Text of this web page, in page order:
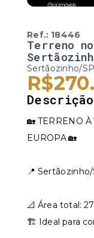
Ref.: 18446
Terreno
Sertãozinho/SP
🏡 TERRENO
EUROPA 🏡
📍
📐 Área total:
🏗 Ideal para